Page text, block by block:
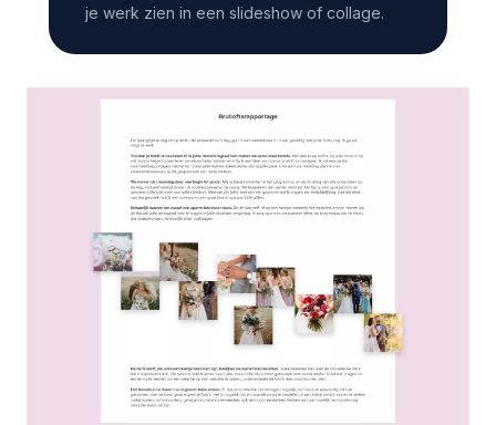
je werk zien in een slideshow of collage.